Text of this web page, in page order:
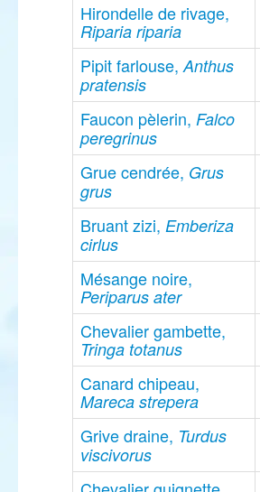
Hirondelle de rivage,
Riparia riparia
Pipit farlouse,Anthus
pratensis
Faucon pèlerin, Falco
peregrinus
Grue cendrée, Grus
grus
Bruant zizi, Emberiza
cirlus
Mésange noire,
Periparus ater
Chevalier gambette,
Tringa totanus
Canard chipeau,
Mareca strepera
Grive draine, Turdus
viscivorus